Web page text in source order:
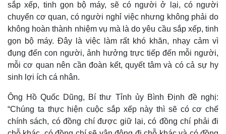
Tư vấn luật
Phân tích
sắp xếp, tinh gọn bộ máy, sẽ có người ở lại, có người
chuyển cơ quan, có người nghỉ việc nhưng không phải do
không hoàn thành nhiệm vụ mà là do yêu cầu sắp xếp, tinh
gọn bộ máy. Đây là việc làm rất khó khăn, nhạy cảm vì
đụng đến con người, ảnh hưởng trực tiếp đến mỗi người,
mỗi cơ quan nên cần đoàn kết, quyết tâm và có cả sự hy
sinh lợi ích cá nhân.
Ông Hồ Quốc Dũng, Bí thư Tỉnh ủy Bình Định đề nghị:
“Chúng ta thực hiện cuộc sắp xếp này thì sẽ có cơ chế
chính sách, có đồng chí được giữ lại, có đồng chí phải đi